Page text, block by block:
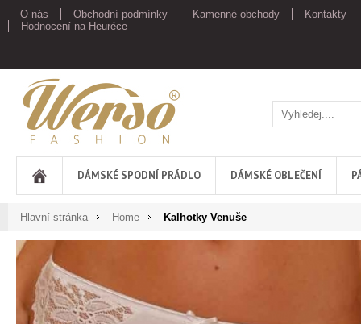
O nás Obchodní podmínky Kamenné obchody
Kontakty
Hodnocení na Heuréce
Werso
DÁMSKÉ SPODNÍ PRÁDLO DÁMSKÉ OBLEČENÍ
Hlavní stránka Home Kalhotky Venuše